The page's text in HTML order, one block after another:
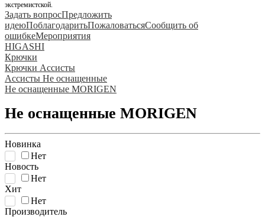
экстремистской.
Задать вопросПредложить
идеюПоблагодаритьПожаловатьсяСообщить об
ошибкеМероприятия
HIGASHI
Крючки
Крючки Ассисты
Ассисты Не оснащенные
Не оснащенные MORIGEN
Не оснащенные MORIGEN
Новинка
Нет
Новость
Нет
Хит
Нет
Производитель